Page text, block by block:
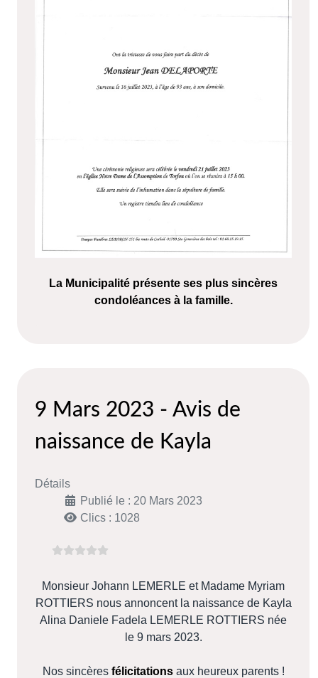
La Municipalité présente ses plus sincères
condoléances à la famille.
9 Mars 2023 - Avis de
naissance de Kayla
Détails
Publié le : 20 Mars 2023
Clics : 1028
Monsieur Johann LEMERLE et Madame Myriam
ROTTIERS nous annoncent la naissance de Kayla
Alina Daniele Fadela LEMERLE ROTTIERS née
le 9 mars 2023.
Nos sincères félicitationsaux heureux parents !